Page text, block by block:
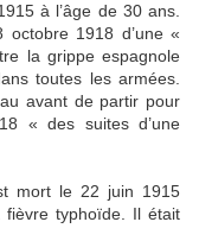
à l’âge de 30 ans.
1918 d’une «
la grippe espagnole
toutes les armées.
avant de partir pour
« des suites d’une
mort le 22 juin 1915
fièvre typhoïde. Il était